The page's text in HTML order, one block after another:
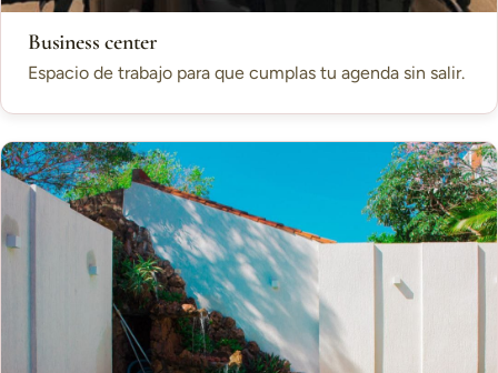
Business center
Espacio de trabajo para que cumplas tu agenda sin salir.